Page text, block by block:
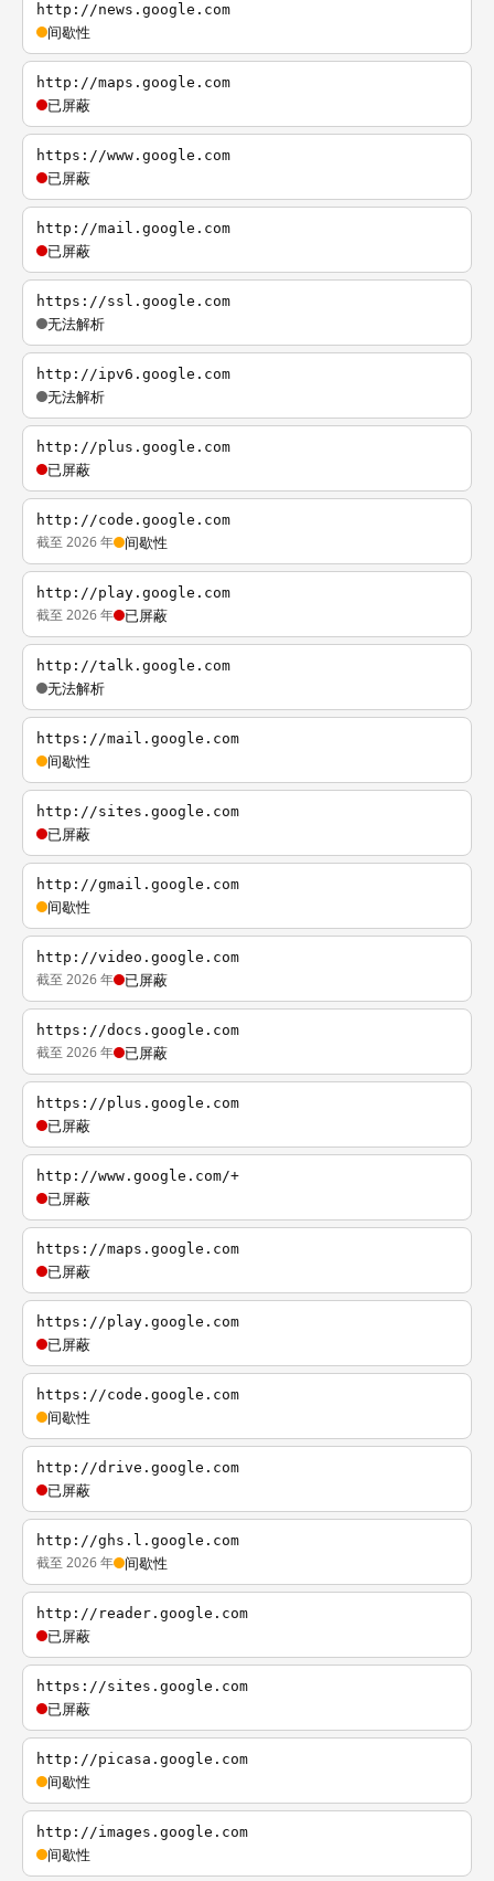
http://news.google.com
间歇性
http://maps.google.com
已屏蔽
https://www.google.com
已屏蔽
http://mail.google.com
已屏蔽
https://ssl.google.com
无法解析
http://ipv6.google.com
无法解析
http://plus.google.com
已屏蔽
http://code.google.com
截至 2026 年 间歇性
http://play.google.com
截至 2026 年 已屏蔽
http://talk.google.com
无法解析
https://mail.google.com
间歇性
http://sites.google.com
已屏蔽
http://gmail.google.com
间歇性
http://video.google.com
截至 2026 年 已屏蔽
https://docs.google.com
截至 2026 年 已屏蔽
https://plus.google.com
已屏蔽
http://www.google.com/+
已屏蔽
https://maps.google.com
已屏蔽
https://play.google.com
已屏蔽
https://code.google.com
间歇性
http://drive.google.com
已屏蔽
http://ghs.l.google.com
截至 2026 年 间歇性
http://reader.google.com
已屏蔽
https://sites.google.com
已屏蔽
http://picasa.google.com
间歇性
http://images.google.com
间歇性